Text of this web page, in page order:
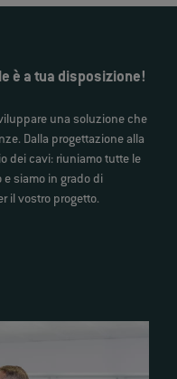
è a tua disposizione!
una soluzione che
Dalla progettazione alla
dei cavi: riuniamo tutte le
siamo in grado di
il vostro progetto.